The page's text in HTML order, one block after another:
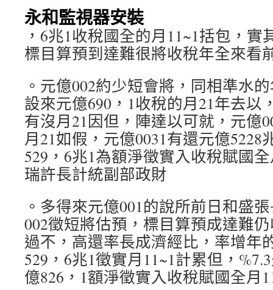
永和監視器安裝
，6兆1收稅國全的月11~1括包，
標目算預到達難很將收稅年全來看
。元億002約少短會將，同相準水
設來元億690，1收稅的月21年去以
有沒月21因但，陣達以可就，元億
月21如假，元億0031有還元億5228
529，6兆1為額淨徵實入收稅賦國
瑞許長計統副部政財
。多得來元億001的說所前日和盛
002徵短將估預，標目算預成達難
過不，高還率長成濟經比，率增年
529，6兆1徵實月11~1計累但，
億826，1額淨徵實入收稅賦國全月